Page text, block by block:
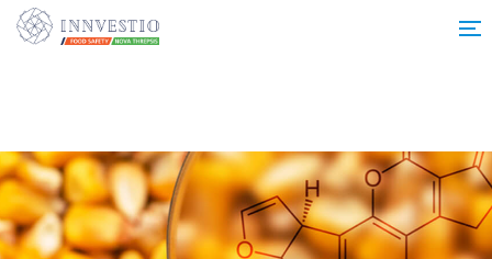
Additionally, paste this code immediately after the opening tag: